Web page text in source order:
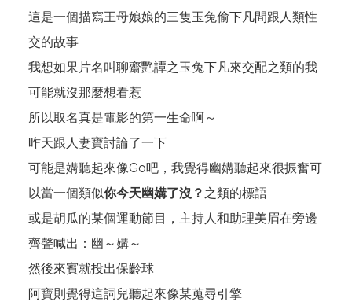
這是一個描寫王母娘娘的三隻玉兔偷下凡間跟人類性
交的故事
我想如果片名叫聊齋艷譚之玉兔下凡來交配之類的我
可能就沒那麼想看惹
所以取名真是電影的第一生命啊～
昨天跟人妻寶討論了一下
可能是媾聽起來像Go吧，我覺得幽媾聽起來很振奮可
以當一個類似你今天幽媾了沒？ 之類的標語
或是胡瓜的某個運動節目，主持人和助理美眉在旁邊
齊聲喊出：幽～媾～
然後來賓就投出保齡球
阿寶則覺得這詞兒聽起來像某蒐尋引擎